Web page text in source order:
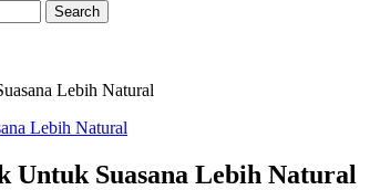
Lebih Natural
Untuk Suasana Lebih Natural